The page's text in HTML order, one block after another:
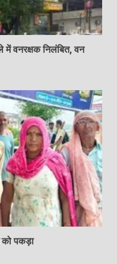
वनरक्षक निलंबित, वन
को पकड़ा